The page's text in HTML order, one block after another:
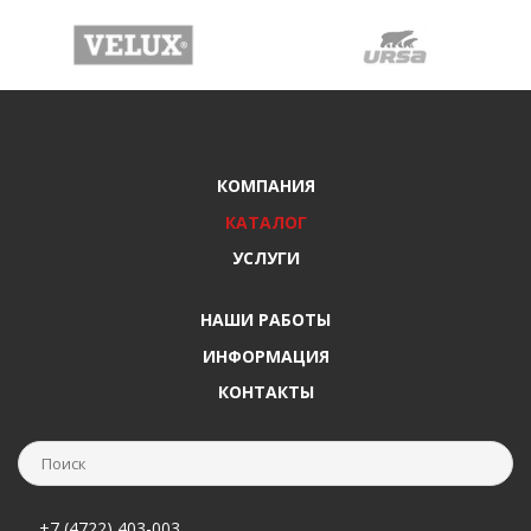
КОМПАНИЯ
КАТАЛОГ
УСЛУГИ
НАШИ РАБОТЫ
ИНФОРМАЦИЯ
КОНТАКТЫ